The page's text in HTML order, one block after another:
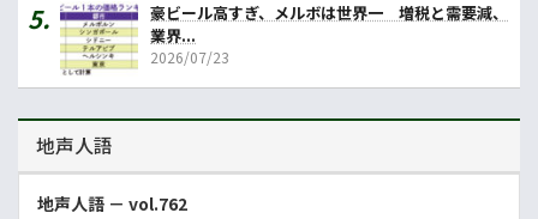
豪ビール高すぎ、メルボは世界一 増税と需要減、
業界...
2026/07/23
地声人語
地声人語 － vol.762